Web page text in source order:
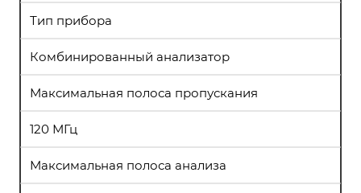
Тип прибора
Комбинированный анализатор
Максимальная полоса пропускания
120 МГц
Максимальная полоса анализа